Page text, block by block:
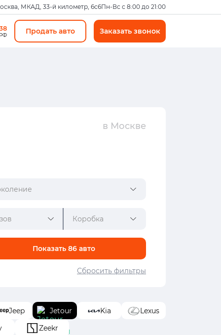
МКАД, 33-й километр, 6с6Пн-Вс с 8:00 до 21:00
Продать авто Заказать звонок
в Москве
Коробка
Показать 86 авто
Сбросить фильтры
Jeep Jetour Kia
Lexus
Zeekr